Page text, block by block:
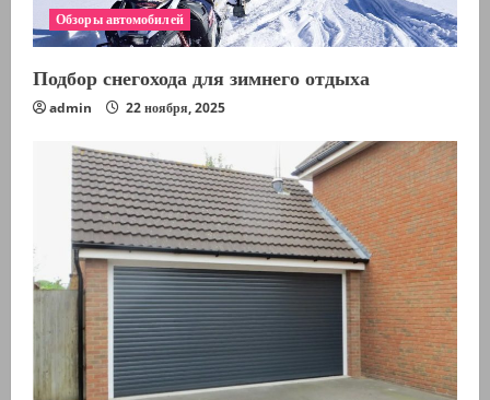
Обзоры автомобилей
Подбор снегохода для зимнего отдыха
admin 22 ноября, 2025